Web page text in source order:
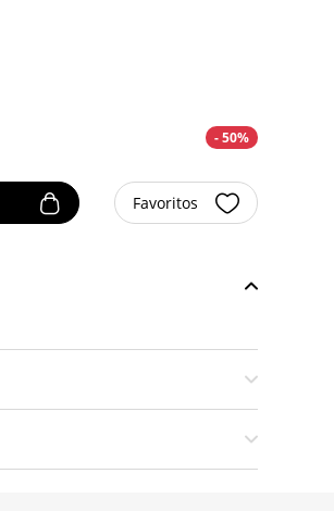
- 50%
Favoritos